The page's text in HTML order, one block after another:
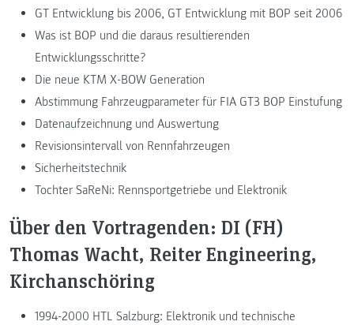
GT Entwicklung bis 2006, GT Entwicklung mit BOP seit 2006
Was ist BOP und die daraus resultierenden
Entwicklungsschritte?
Die neue KTM X-BOW Generation
Abstimmung Fahrzeugparameter für FIA GT3 BOP Einstufung
Datenaufzeichnung und Auswertung
Revisionsintervall von Rennfahrzeugen
Sicherheitstechnik
Tochter SaReNi: Rennsportgetriebe und Elektronik
Über den Vortragenden: DI (FH)
Thomas Wacht, Reiter Engineering,
Kirchanschöring
1994-2000 HTL Salzburg: Elektronik und technische